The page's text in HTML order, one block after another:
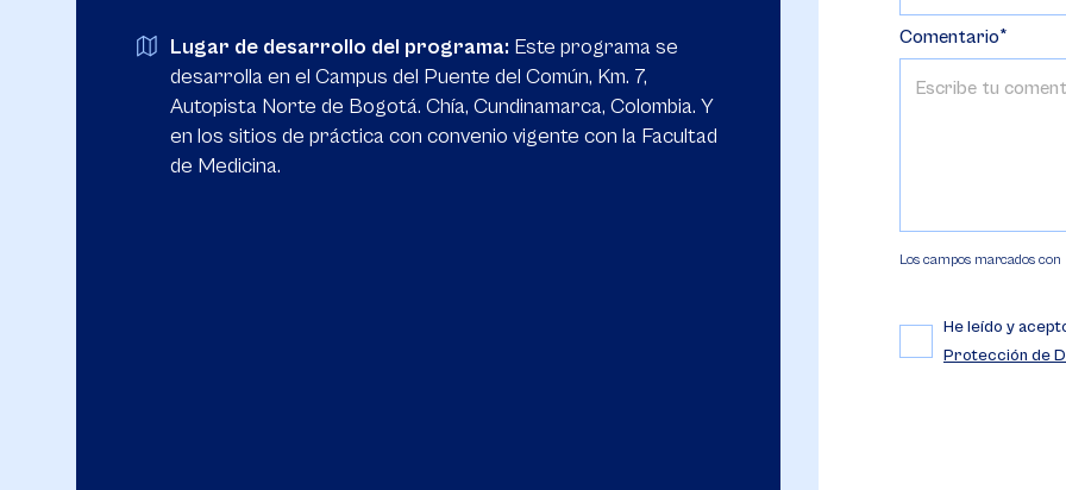
Lugar de desarrollo del programa: Este programa se
desarrolla en el Campus del Puente del Común, Km. 7,
Autopista Norte de Bogotá. Chía, Cundinamarca, Colombia. Y
en los sitios de práctica con convenio vigente con la Facultad
de Medicina.
Comentario
Los campos marcados
He leído y
Protección de